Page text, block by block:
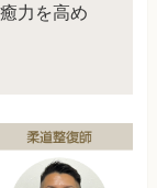
力を高め